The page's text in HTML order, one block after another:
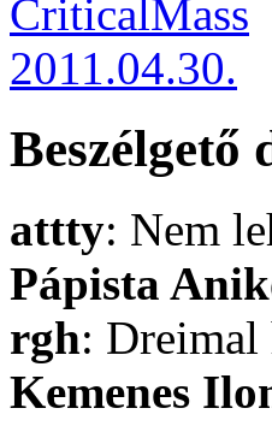
Beszélgető
attty: Nem
Pápista
rgh: Dreimal
Kemenes